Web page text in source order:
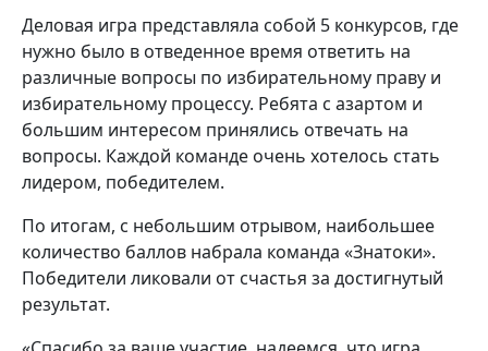
Деловая игра представляла собой 5 конкурсов, где
нужно было в отведенное время ответить на
различные вопросы по избирательному праву и
избирательному процессу. Ребята с азартом и
большим интересом принялись отвечать на
вопросы. Каждой команде очень хотелось стать
лидером, победителем.
По итогам, с небольшим отрывом, наибольшее
количество баллов набрала команда «Знатоки».
Победители ликовали от счастья за достигнутый
результат.